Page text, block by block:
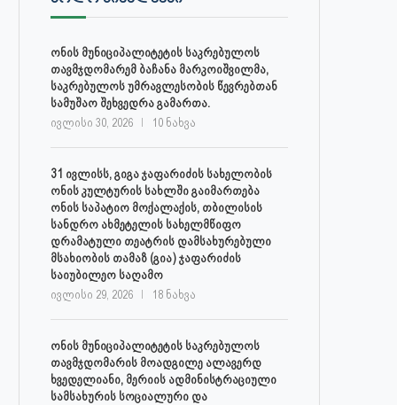
ონის მუნიციპალიტეტის საკრებულოს
თავმჯდომარემ ბაჩანა მარკოიშვილმა,
საკრებულოს უმრავლესობის წევრებთან
სამუშაო შეხვედრა გამართა.
ივლისი 30, 2026 10 ნახვა
31 ივლისს, გიგა ჯაფარიძის სახელობის
ონის კულტურის სახლში გაიმართება
ონის საპატიო მოქალაქის, თბილისის
სანდრო ახმეტელის სახელმწიფო
დრამატული თეატრის დამსახურებული
მსახიობის თამაზ (გია) ჯაფარიძის
საიუბილეო საღამო
ივლისი 29, 2026 18 ნახვა
ონის მუნიციპალიტეტის საკრებულოს
თავმჯდომარის მოადგილე ალავერდ
ხვედელიანი, მერიის ადმინისტრაციული
სამსახურის სოციალური და